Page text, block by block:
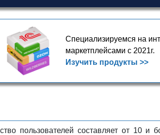
Специализируемся на
маркетплейсами с 2021г.
Изучить продукты >>
пользователей составляет от 10 и